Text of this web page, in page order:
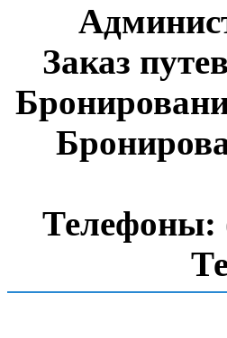
Заказ
Телефоны: